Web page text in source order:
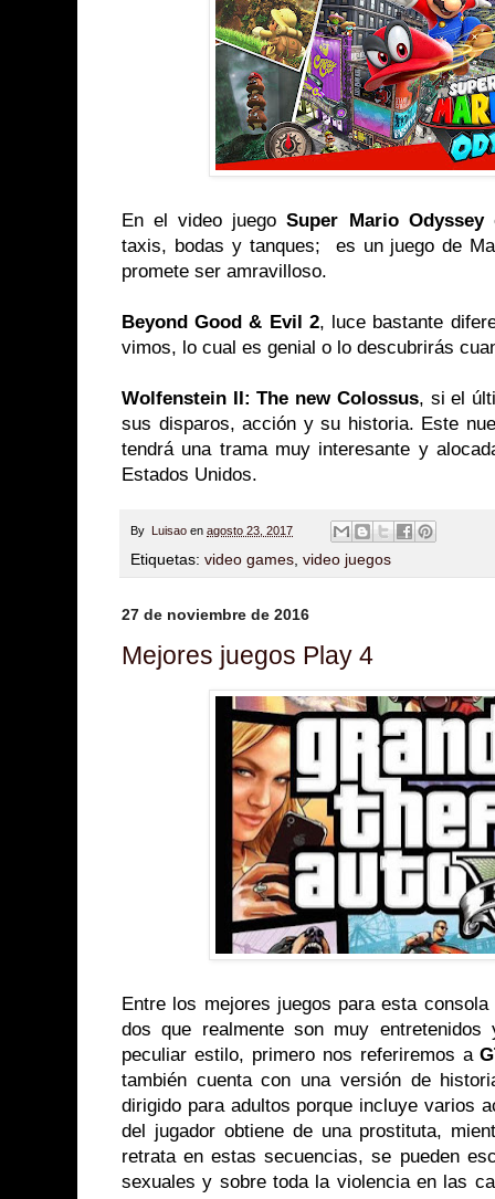
En el video juegoSuper Mario Odyssey
taxis, bodas y tanques; es un juego de
promete ser amravilloso.
Beyond Good & Evil 2, luce bastante
vimos, lo cual es genial o lo descubrirás
Wolfenstein II: The new Colossus, si el
sus disparos, acción y su historia. Este
tendrá una trama muy interesante y
Estados Unidos.
By Luisao en agosto 23, 2017
Etiquetas: video games video juegos
27 de noviembre de 2016
Mejores juegos Play 4
Entre los mejores juegos para esta
dos que realmente son muy
peculiar estilo, primero nos referiremos a
también cuenta con una versión de
dirigido para adultos porque incluye varios
del jugador obtiene de una prostituta,
retrata en estas secuencias, se pueden
sexuales y sobre toda la violencia en las